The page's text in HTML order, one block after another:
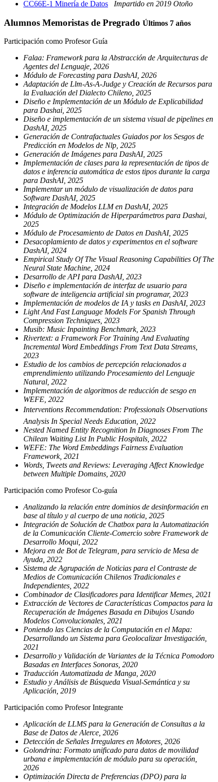
CC66E-1 Minería de Datos Impartido en 2019 Otoño
Alumnos Memoristas de Pregrado Últimos 7 años
Participación como Profesor Guía
Falaa: Framework para la Abstracción de Arquitecturas de
Agentes del Lenguaje, 2026
Módulo de Forecasting para DashAI, 2026
Adaptación de Llm-As-A-Judge y Creación de Recursos para
la Evaluación del Dialecto Chileno, 2025
Diseño e Implementación de un Módulo de Explicabilidad
para Dashai, 2025
Diseño e implementación de un sistema visual de pipelines en
DashAI, 2025
Generación de Contrafactuales Guiados por los Sesgos de
Predicción en Modelos de Nlp, 2025
Generación de Imágenes para DashAI, 2025
Implementación de clases para la representación de tipos de
datos e inferencia automática de estos tipos durante la carga
para DashAI, 2025
Implementar un módulo de visualización de datos para
Software DashAI, 2025
Integración de Modelos LLM en DashAI, 2025
Módulo de Optimización de Hiperparámetros para Dashai,
2025
Módulo de Procesamiento de Datos en DashAI, 2025
Desacoplamiento de datos y experimentos en el software
DashAI, 2024
Empirical Study Of The Visual Reasoning Capabilities Of The
Neural State Machine, 2024
Desarrollo de API para DashAI, 2023
Diseño e implementación de interfaz de usuario para
software de inteligencia artificial sin programar, 2023
Implementación de modelos de IA y tasks en DashAI, 2023
Light And Fast Language Models For Spanish Through
Compression Techniques, 2023
Musib: Music Inpainting Benchmark, 2023
Rivertext: a Framework For Training And Evaluating
Incremental Word Embeddings From Text Data Streams,
2023
Estudio de los cambios de percepción relacionados a
emprendimiento utilizando Procesamiento del Lenguaje
Natural, 2022
Implementación de algoritmos de reducción de sesgo en
WEFE, 2022
Interventions Recommendation: Professionals Observations
Analysis In Special Needs Education, 2022
Nested Named Entity Recognition In Diagnoses From The
Chilean Waiting List In Public Hospitals, 2022
WEFE: The Word Embeddings Fairness Evaluation
Framework, 2021
Words, Tweets and Reviews: Leveraging Affect Knowledge
between Multiple Domains, 2020
Participación como Profesor Co-guía
Analizando la relación entre dominios de desinformación en
base al título y al cuerpo de una noticia, 2025
Integración de Solución de Chatbox para la Automatización
de la Comunicación Cliente-Comercio sobre Framework de
Desarrollo Moqui, 2022
Mejora en de Bot de Telegram, para servicio de Mesa de
Ayuda, 2022
Sistema de Agrupación de Noticias para el Contraste de
Medios de Comunicación Chilenos Tradicionales e
Independientes, 2022
Combinador de Clasificadores para Identificar Memes, 2021
Extracción de Vectores de Características Compactos para la
Recuperación de Imágenes Basada en Dibujos Usando
Modelos Convolucionales, 2021
Poniendo las Ciencias de la Computación en el Mapa:
Desarrollando un Sistema para Geolocalizar Investigación,
2021
Desarrollo y Validación de Variantes de la Técnica Pomodoro
Basadas en Interfaces Sonoras, 2020
Traducción Automatizada de Manga, 2020
Estudio y Análisis de Búsqueda Visual-Semántica y su
Aplicación, 2019
Participación como Profesor Integrante
Aplicación de LLMS para la Generación de Consultas a la
Base de Datos de Alerce, 2026
Detección de Señales Irregulares en Motores, 2026
Golondrina: Formato unificado para datos de movilidad
urbana e implementación de módulo para su operación,
2026
Optimización Directa de Preferencias (DPO) para la